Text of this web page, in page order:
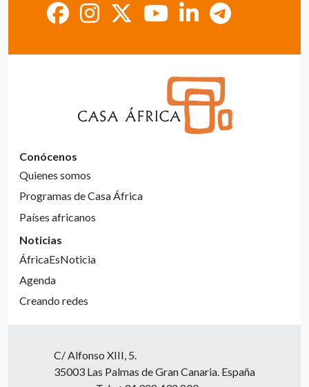
Conócenos
Quienes somos
Programas de Casa África
Países africanos
Noticias
ÁfricaEsNoticia
Agenda
Creando redes
C/ Alfonso XIII, 5.
35003 Las Palmas de Gran Canaria. España